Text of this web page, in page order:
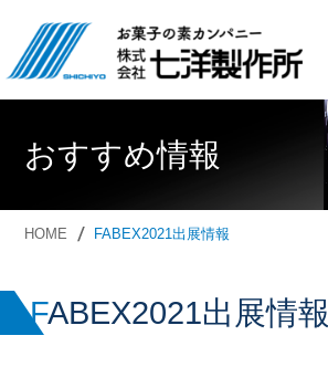
おすすめ情報
HOME FABEX2021出展情報
FABEX2021出展情報